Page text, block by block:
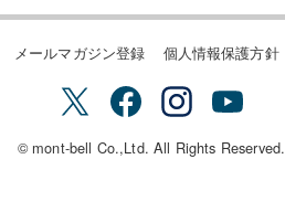
メールマガジン登録 個人情報保護方針
© mont-bell Co.,Ltd. All Rights Reserved.